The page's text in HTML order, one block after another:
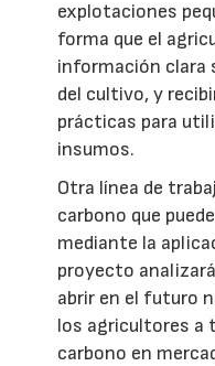
explotaciones
forma que el
información clara
del cultivo, y
prácticas para
insumos.
Otra línea de
carbono que
mediante la
proyecto
abrir en el futuro
los agricultores a
carbono en